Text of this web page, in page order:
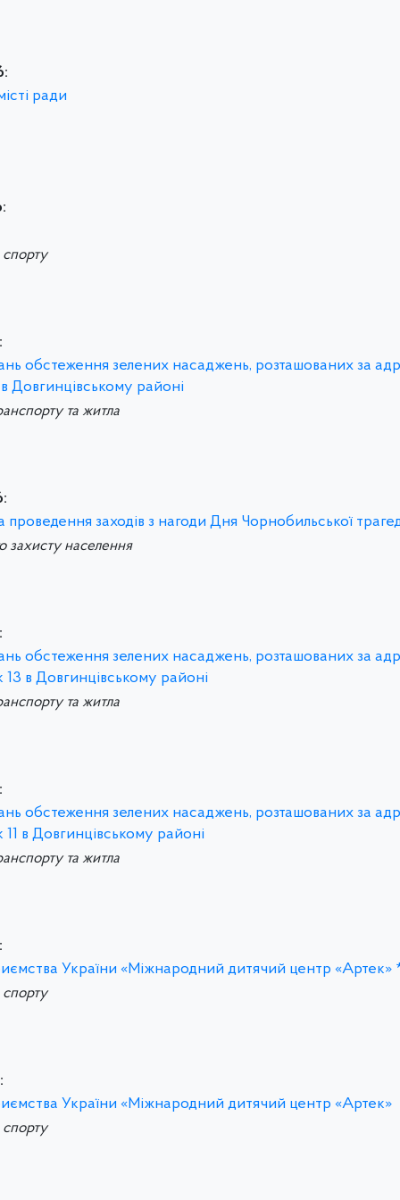
ради
спорту
обстеження зелених насаджень, розташованих за
Довгинцівському районі
та житла
заходів з нагоди Дня Чорнобильської
захисту населення
обстеження зелених насаджень, розташованих за
в Довгинцівському районі
та житла
обстеження зелених насаджень, розташованих за
в Довгинцівському районі
та житла
України «Міжнародний дитячий центр
спорту
України «Міжнародний дитячий центр «Артек»
спорту